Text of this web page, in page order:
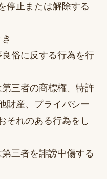
停止または解除する
俗に反する行為を行
三者の商標権、特許
財産、プライバシー
それのある行為をし
三者を誹謗中傷する